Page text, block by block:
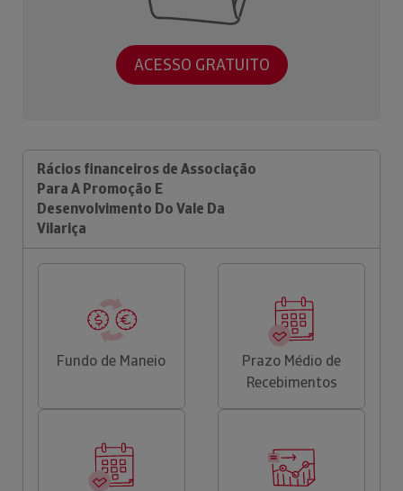
ACESSO GRATUITO
Rácios financeiros de Associação
Para A Promoção E
Desenvolvimento Do Vale Da
Vilariça
Fundo de Maneio
Prazo Médio de
Recebimentos